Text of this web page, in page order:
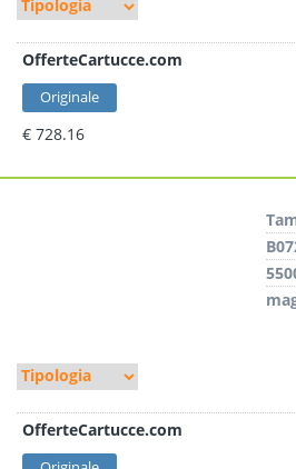
OfferteCartucce.com
Originale
€ 728.16
OfferteCartucce.com